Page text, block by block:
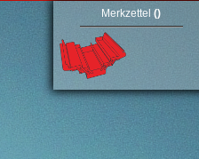
Merkzettel ()